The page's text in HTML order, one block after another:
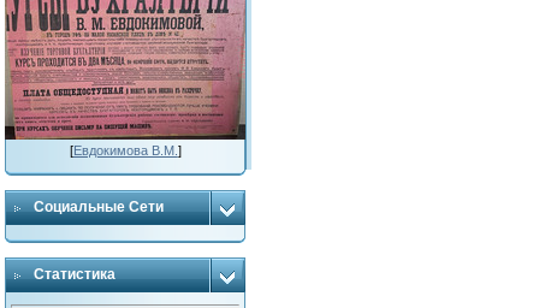
[Евдокимова В.М. ]
Социальные Сети
Статистика